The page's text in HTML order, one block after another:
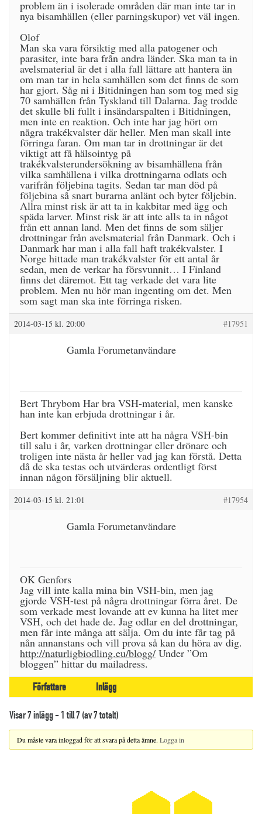
problem än i isolerade områden där man inte tar in
nya bisamhällen (eller parningskupor) vet väl ingen.
Olof
Man ska vara försiktig med alla patogener och
parasiter, inte bara från andra länder. Ska man ta in
avelsmaterial är det i alla fall lättare att hantera än
om man tar in hela samhällen som det finns de som
har gjort. Såg ni i Bitidningen han som tog med sig
70 samhällen från Tyskland till Dalarna. Jag trodde
det skulle bli fullt i insändarspalten i Bitidningen,
men inte en reaktion. Och inte har jag hört om
några trakékvalster där heller. Men man skall inte
förringa faran. Om man tar in drottningar är det
viktigt att få hälsointyg på
trakékvalsterundersökning av bisamhällena från
vilka samhällena i vilka drottningarna odlats och
varifrån följebina tagits. Sedan tar man död på
följebina så snart burarna anlänt och byter följebin.
Allra minst risk är att ta in kakbitar med ägg och
späda larver. Minst risk är att inte alls ta in något
från ett annan land. Men det finns de som säljer
drottningar från avelsmaterial från Danmark. Och i
Danmark har man i alla fall haft trakékvalster. I
Norge hittade man trakékvalster för ett antal år
sedan, men de verkar ha försvunnit… I Finland
finns det däremot. Ett tag verkade det vara lite
problem. Men nu hör man ingenting om det. Men
som sagt man ska inte förringa risken.
2014-03-15 kl. 20:00 #17951
Gamla Forumetanvändare
Bert Thrybom Har bra VSH-material, men kanske
han inte kan erbjuda drottningar i år.
Bert kommer definitivt inte att ha några VSH-bin
till salu i år, varken drottningar eller drönare och
troligen inte nästa år heller vad jag kan förstå. Detta
då de ska testas och utvärderas ordentligt först
innan någon försäljning blir aktuell.
2014-03-15 kl. 21:01 #17954
Gamla Forumetanvändare
OK Genfors
Jag vill inte kalla mina bin VSH-bin, men jag
gjorde VSH-test på några drottningar förra året. De
som verkade mest lovande att ev kunna ha litet mer
VSH, och det hade de. Jag odlar en del drottningar,
men får inte många att sälja. Om du inte får tag på
nån annanstans och vill prova så kan du höra av dig.
http://naturligbiodling.eu/blogg/ Under ”Om
bloggen” hittar du mailadress.
Författare Inlägg
Visar 7 inlägg - 1 till 7 (av 7 totalt)
Du måste vara inloggad för att svara på detta ämne. Logga in